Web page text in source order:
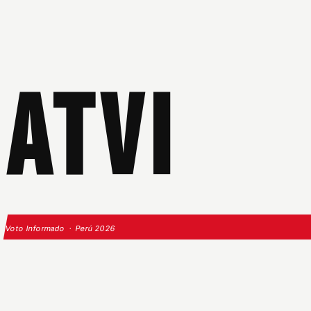
ATVI
Voto Informado · Perú 2026